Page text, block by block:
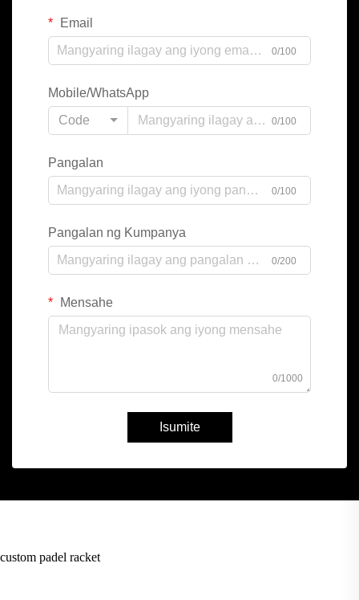
Email
0/100
Mobile/WhatsApp
Code
0/100
Pangalan
0/100
Pangalan ng Kumpanya
0/200
Mensahe
0/1000
Isumite
custom padel racket